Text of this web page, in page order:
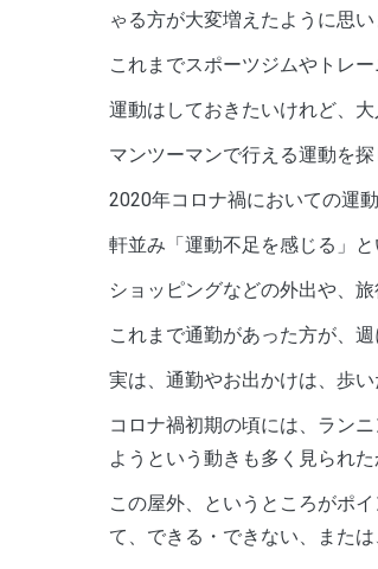
ゃる方が大変増えたように思い
これまでスポーツジムやトレ
運動はしておきたいけれど、
マンツーマンで行える運動を
2020年コロナ禍においての運
軒並み「運動不足を感じる」
ショッピングなどの外出や、
これまで通勤があった方が、
実は、通勤やお出かけは、歩
コロナ禍初期の頃には、ラン
ようという動きも多く見られた
この屋外、というところがポ
て、できる・できない、または